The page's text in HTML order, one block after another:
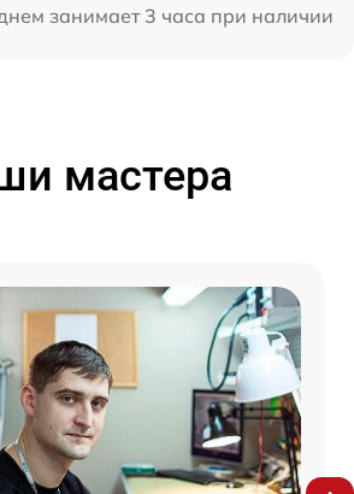
занимает 3 часа при наличии
мастера